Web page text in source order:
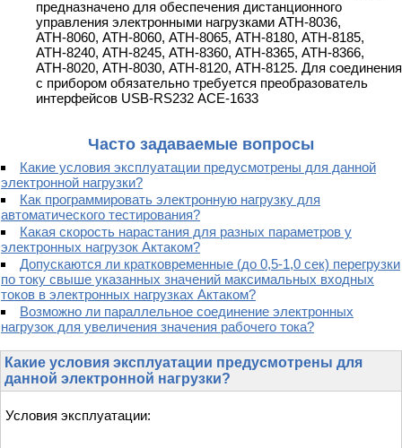
предназначено для обеспечения дистанционного
управления электронными нагрузками АТН-8036,
АТН-8060, АТН-8060, АТН-8065, АТН-8180, АТН-8185,
АТН-8240, АТН-8245, АТН-8360, АТН-8365, АТН-8366,
АТН-8020, АТН-8030, АТН-8120, АТН-8125. Для соединения
с прибором обязательно требуется преобразователь
интерфейсов USB-RS232 АСЕ-1633
Часто задаваемые вопросы
Какие условия эксплуатации предусмотрены для данной
электронной нагрузки?
Как программировать электронную нагрузку для
автоматического тестирования?
Какая скорость нарастания для разных параметров у
электронных нагрузок Актаком?
Допускаются ли кратковременные (до 0,5-1,0 сек) перегрузки
по току свыше указанных значений максимальных входных
токов в электронных нагрузках Актаком?
Возможно ли параллельное соединение электронных
нагрузок для увеличения значения рабочего тока?
Какие условия эксплуатации предусмотрены для
данной электронной нагрузки?
Условия эксплуатации: